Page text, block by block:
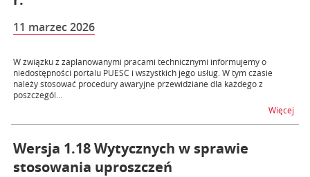
11 marzec 2026
W związku z zaplanowanymi pracami technicznymi informujemy o
niedostępności portalu PUESC i wszystkich jego usług. W tym czasie
należy stosować procedury awaryjne przewidziane dla każdego z
poszczegól...
Więcej
Wersja 1.18 Wytycznych w sprawie
stosowania uproszczeń